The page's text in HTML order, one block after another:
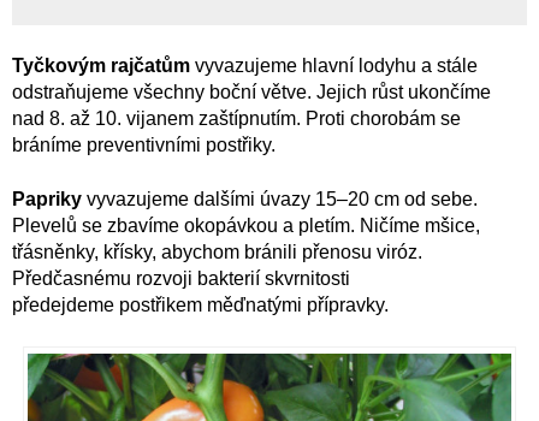
Tyčkovým rajčatům vyvazujeme hlavní lodyhu a stále
odstraňujeme všechny boční větve. Jejich růst ukončíme
nad 8. až 10. vijanem zaštípnutím. Proti chorobám se
bráníme preventivními postřiky.
Papriky vyvazujeme dalšími úvazy 15–20 cm od sebe.
Plevelů se zbavíme okopávkou a pletím. Ničíme mšice,
třásněnky, křísky, abychom bránili přenosu viróz.
Předčasnému rozvoji bakterií skvrnitosti
předejdeme postřikem měďnatými přípravky.